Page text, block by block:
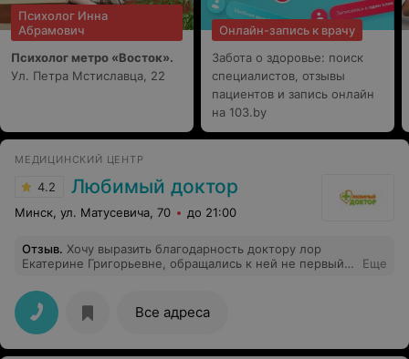
Психолог Инна
Абрамович
Психолог метро «Восток».
Ул. Петра Мстиславца, 22
Онлайн-запись к врачу
Забота о здоровье: поиск
специалистов, отзывы
пациентов и запись онлайн
на 103.by
МЕДИЦИНСКИЙ ЦЕНТР
4.2 Любимый доктор
Минск, ул. Матусевича, 70 до 21:00
Отзыв. Хочу выразить благодарность доктору лор
Екатерине Григорьевне, обращались к ней не первый
буквы, благодаря ей, наше лечение проходит без аб,
плюс лечение которые доктор назначает имеет
результат уже на след день. Грамотно может
прочитать анализы, и так же дать по ним
рекомендации, так как к сожалению педиатр данного
Еще
Все адреса